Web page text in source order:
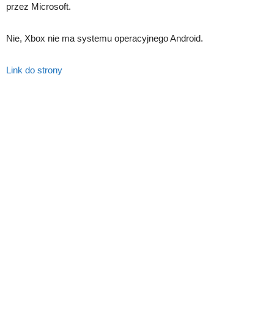
przez Microsoft.
Nie, Xbox nie ma systemu operacyjnego Android.
Link do strony